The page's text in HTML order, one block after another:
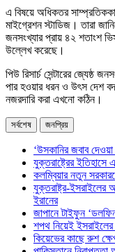
এ বিষয়ে অধিকতর
মাইগ্রেশন স্টাডিজ। তারা
জনসংখ্যার প্রায় ৪২ শতাংশ
উল্লেখ করেছে।
পিউ রিসার্চ সেন্টারের জ্যেষ্ঠ
পার হওয়ার ধরন ও উৎস দেশ
নজরদারি করা এখনো কঠিন।
সর্বশেষ জনপ্রিয়
‘উসকানির জবাব
যুক্তরাষ্ট্রের
কলম্বিয়ার নতুন
যুক্তরাষ্ট্র-ইসরাইলের
ইরানের
জাপানে টাইফুন
শপথ নিয়েই ইসরাইলের
কিয়েভের কাছে রুশ